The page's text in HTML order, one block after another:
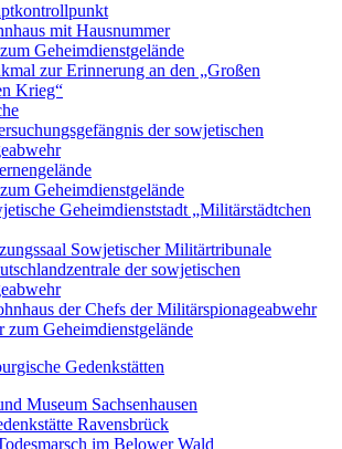
mit Hausnummer
Geheimdienstgelände
zur Erinnerung an den „Großen
Krieg“
der sowjetischen
Geheimdienstgelände
Geheimdienststadt „Militärstädtchen
Sowjetischer Militärtribunale
der sowjetischen
der Chefs der Militärspionageabwehr
zum Geheimdienstgelände
Museum Sachsenhausen
Ravensbrück
im Belower Wald